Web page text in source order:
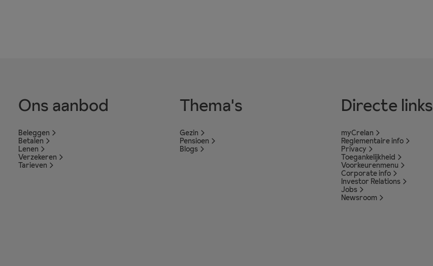
Ons aanbod
Beleggen
Betalen
Lenen
Verzekeren
Tarieven
Thema's
Gezin
Pensioen
Blogs
Directe links
myCrelan
Reglementaire info
Privacy
Toegankelijkheid
Voorkeurenmenu
Corporate info
Investor Relations
Jobs
Newsroom